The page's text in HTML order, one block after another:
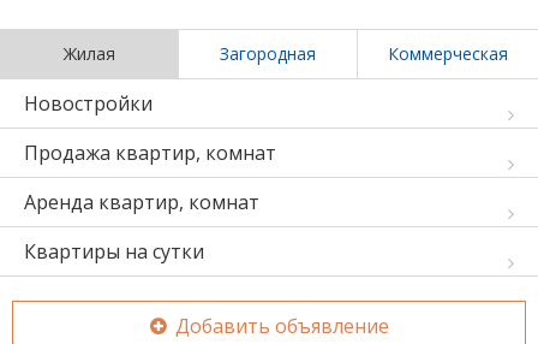
Жилая Загородная Коммерческая
Новостройки
Продажа квартир, комнат
Аренда квартир, комнат
Квартиры на сутки
Добавить объявление